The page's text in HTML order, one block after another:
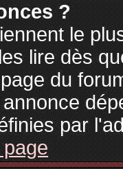
?
le
lire dès
du
par